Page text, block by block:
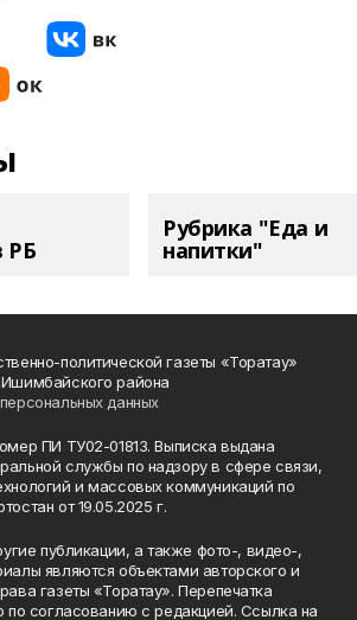
РБ
Рубрика "Еда и
напитки"
политической газеты «Торатау»
района
данных
ПИ ТУ02-01813. Выписка выдана
службы по надзору в сфере связи,
и массовых коммуникаций по
от 19.05.2025 г.
публикации, а также фото-, видео-,
являются объектами авторского и
газеты «Торатау». Перепечатка
по согласованию с редакцией. Ссылка на